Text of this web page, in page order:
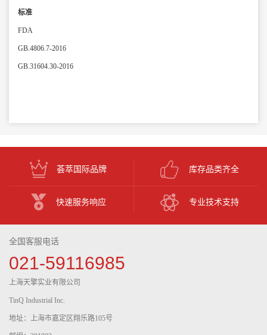
标准
FDA
GB.4806.7-2016
GB.31604.30-2016
荟萃国际品牌 库存品类齐全
快速服务响应 专业技术支持
全国客服电话
021-59116985
上海天擎实业有限公司
TinQ Industrial Inc.
地址：上海市嘉定区翔乐路105号